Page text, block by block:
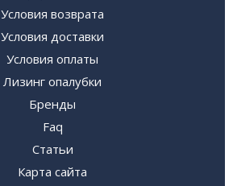
Условия возврата
Условия доставки
Условия оплаты
Лизинг опалубки
Бренды
Faq
Статьи
Карта сайта